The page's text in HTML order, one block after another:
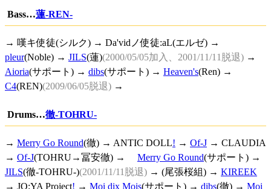
Bass…蓮-REN-
→ 嘆キ使徒(シルク) → Da'vidノ使徒:aL(エルゼ) →
pleur(Noble) → JILS(蓮)(2000/05/05加入、2001/11/11脱退) →
Aioria(サポート) → dibs(サポート) → Heaven's(Ren) →
C4(REN)(2009/06/05脱退) →
Drums…徹-TOHRU-
→ Merry Go Round(徹) → ANTIC DOLL! → Of-J → CLAUDIA
→ Of-J(TOHRU→冨安徹) → Merry Go Round(サポート) →
JILS(徹-TOHRU-)(2001/11/11脱退) → (尾張桜組) → KIREEK
→ JO:YA Project! → Moi dix Mois(サポート) → dibs(徹) → Moi